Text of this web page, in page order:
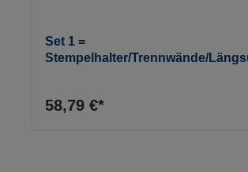
Set 1 =
Stempelhalter/Trennwände/
58,79 €*